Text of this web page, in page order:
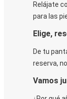
Relájate
para las
Elige,
De tu
reserva,
Vamos